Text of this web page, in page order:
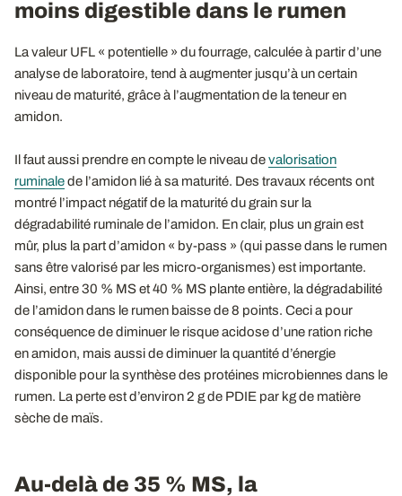
moins digestible dans le rumen
La valeur UFL « potentielle » du fourrage, calculée à partir d’une
analyse de laboratoire, tend à augmenter jusqu’à un certain
niveau de maturité, grâce à l’augmentation de la teneur en
amidon.
Il faut aussi prendre en compte le niveau devalorisation
ruminalede l’amidon lié à sa maturité. Des travaux récents ont
montré l’impact négatif de la maturité du grain sur la
dégradabilité ruminale de l’amidon. En clair, plus un grain est
mûr, plus la part d’amidon « by-pass » (qui passe dans le rumen
sans être valorisé par les micro-organismes) est importante.
Ainsi, entre 30 % MS et 40 % MS plante entière, la dégradabilité
de l’amidon dans le rumen baisse de 8 points. Ceci a pour
conséquence de diminuer le risque acidose d’une ration riche
en amidon, mais aussi de diminuer la quantité d’énergie
disponible pour la synthèse des protéines microbiennes dans le
rumen. La perte est d’environ 2 g de PDIE par kg de matière
sèche de maïs.
Au-delà de 35 % MS, la